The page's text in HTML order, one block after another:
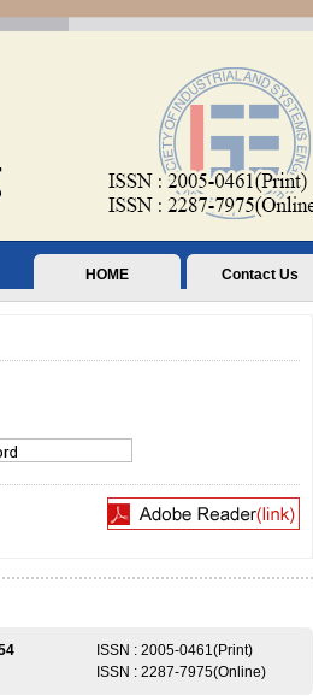
Contact Us
HOME
ISSN : 2005-0461(Print)
ISSN : 2287-7975(Online)